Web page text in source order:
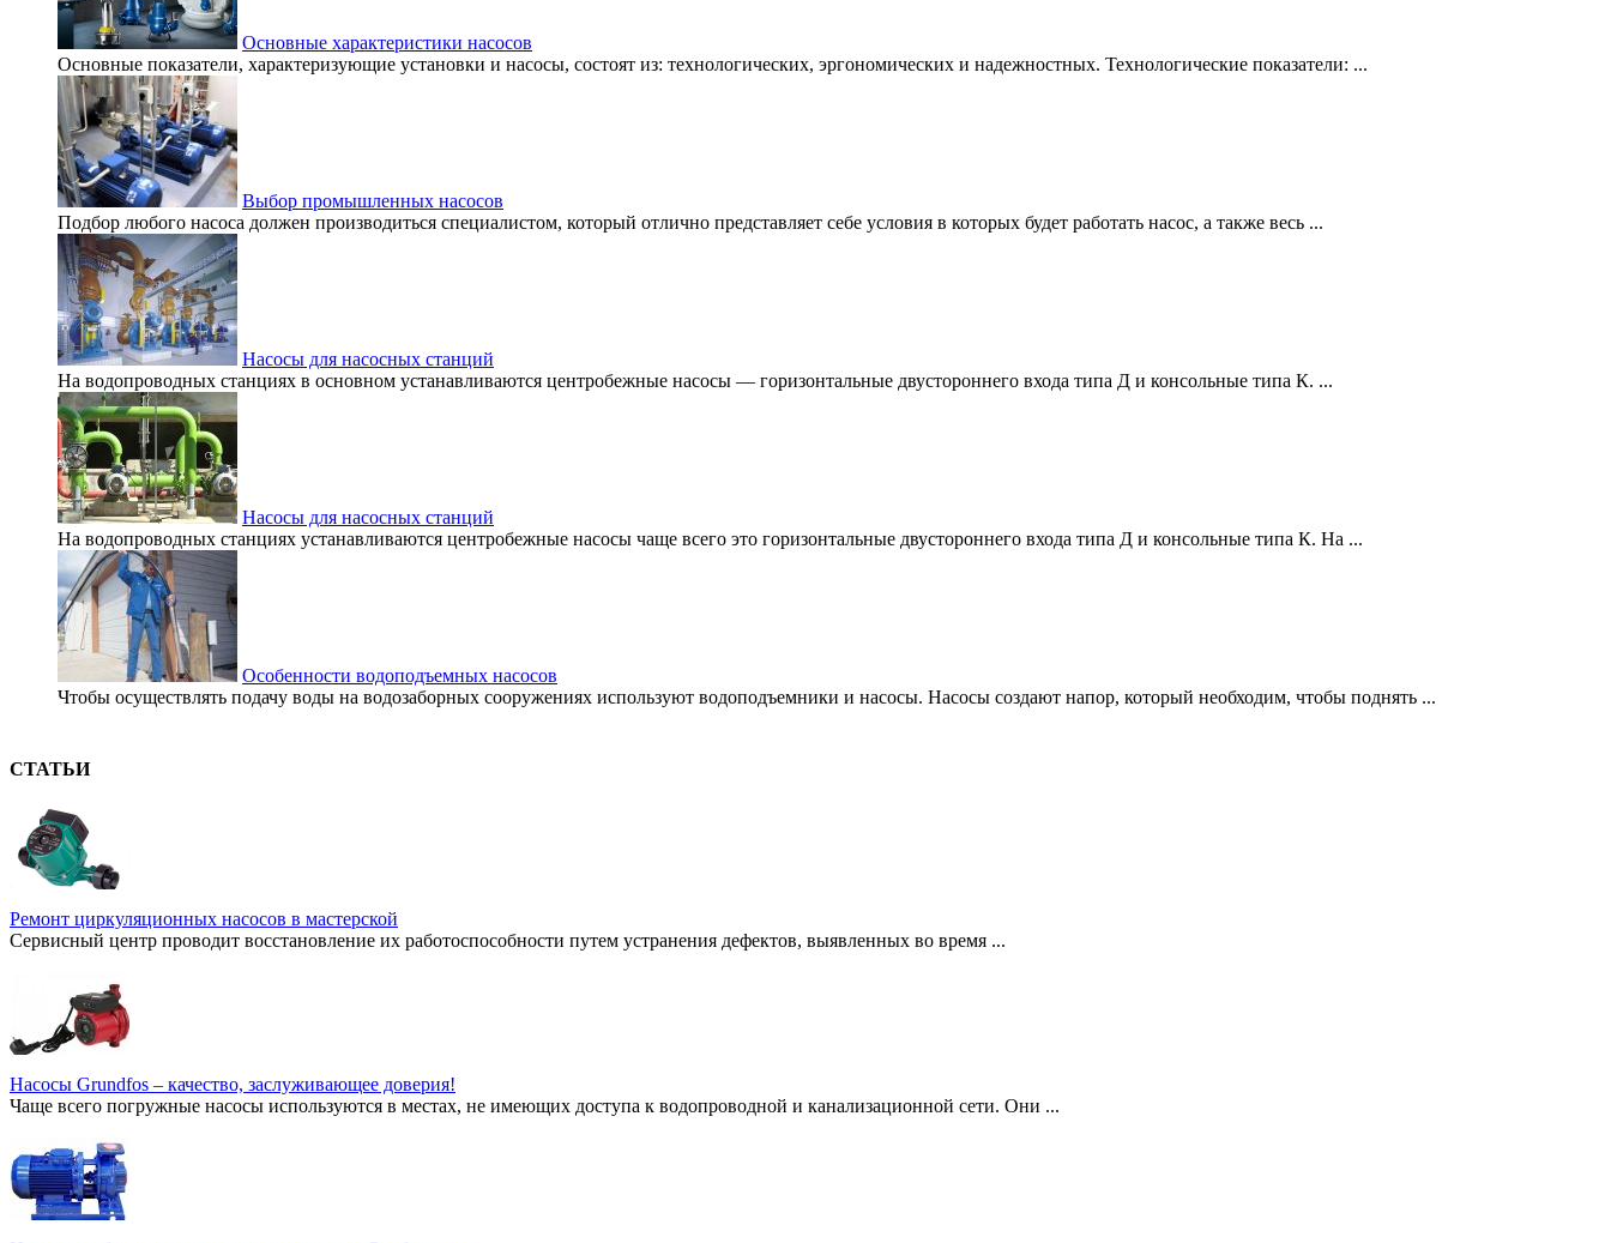
Основные характеристики насосов
Основные показатели, характеризующие установки и насосы, состоят из: технологических, эргономических и надежностных. Технологические показатели: ...
Выбор промышленных насосов
Подбор любого насоса должен производиться специалистом, который отлично представляет себе условия в которых будет работать насос, а также весь ...
Насосы для насосных станций
На водопроводных станциях в основном устанавливаются центробежные насосы — горизонтальные двустороннего входа типа Д и консольные типа К. ...
Насосы для насосных станций
На водопроводных станциях устанавливаются центробежные насосы чаще всего это горизонтальные двустороннего входа типа Д и консольные типа К. На ...
Особенности водоподъемных насосов
Чтобы осуществлять подачу воды на водозаборных сооружениях используют водоподъемники и насосы. Насосы создают напор, который необходим, чтобы поднять ...
СТАТЬИ
Ремонт циркуляционных насосов в мастерской
Сервисный центр проводит восстановление их работоспособности путем устранения дефектов, выявленных во время ...
Насосы Grundfos – качество, заслуживающее доверия!
Чаще всего погружные насосы используются в местах, не имеющих доступа к водопроводной и канализационной сети. Они ...